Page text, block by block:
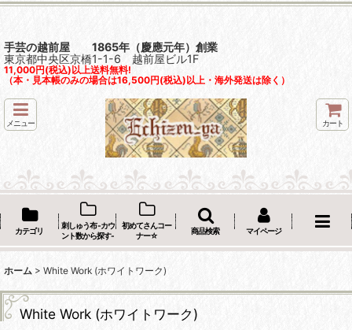
手芸の越前屋 1865年（慶應元年）創業
東京都中央区京橋1-1-6 越前屋ビル1F
11,000円(税込)以上送料無料!
（本・見本帳のみの場合は16,500円(税込)以上・海外発送は除く）
メニュー カート
カテゴリ
刺しゅう布 -カウ
ント数から探す-
初めてさんコー
ナー☆
商品検索 マイページ
ホーム > White Work (ホワイトワーク)
White Work (ホワイトワーク)